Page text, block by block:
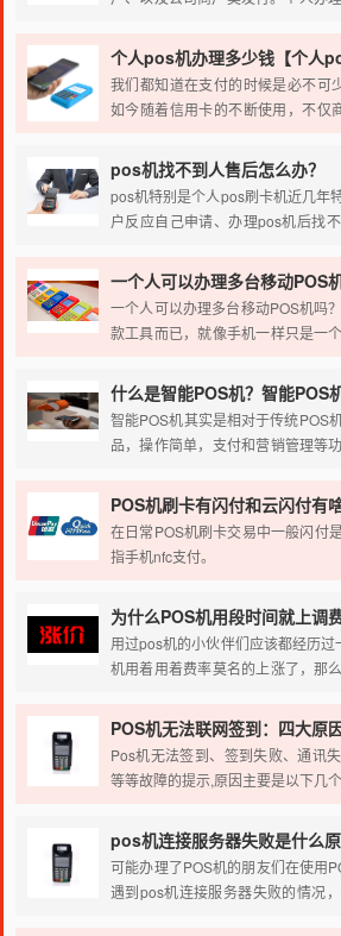
的小伙伴可以直接在本网站进行申请
个人pos机办理多少钱【个人
我们都知道在支付的时候是必不可
如今随着信用卡的不断使用，不仅
个人pos机的小伙伴咨询说办理个人
来为大家讲解一下该问题。
pos机找不到人售后怎么办？
pos机特别是个人pos刷卡机近几年
户反应自己申请、办理pos机后找
一个人可以办理多台移动POS
一个人可以办理多台移动POS机吗
款工具而已，就像手机一样只是一
题。
什么是智能POS机？智能POS
智能POS机其实是相对于传统POS
品，操作简单，支付和营销管理等
务，云服务平台搭载多种支付功能
刷卡功能外，还包括了支持手机
理、卡券派发及验证、大数据分析
电子支付取代用户的实体钱包，完善
POS机刷卡有闪付和云闪付有
在日常POS机刷卡交易中一般闪付
指手机nfc支付。
用过pos机的小伙伴们应该都经历
机用着用着费率莫名的上涨了，那
Pos机无法签到、签到失败、通讯
等等故障的提示,原因主要是以下几
可能办理了POS机的朋友们在使用
遇到pos机连接服务器失败的情况